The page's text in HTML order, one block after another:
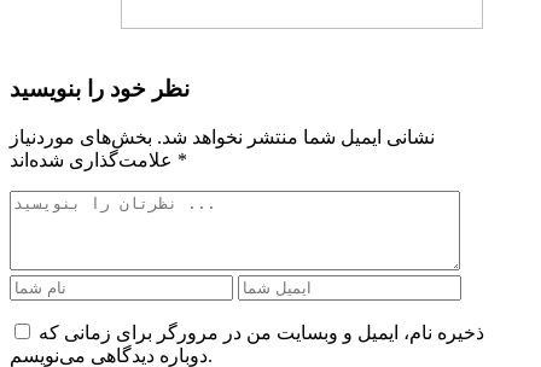
نظر خود را بنویسید
نشانی ایمیل شما منتشر نخواهد شد. بخش‌های موردنیاز
*
ذخیره نام، ایمیل و وبسایت من در مرورگر برای زمانی که
دوباره دیدگاهی می‌نویسم.